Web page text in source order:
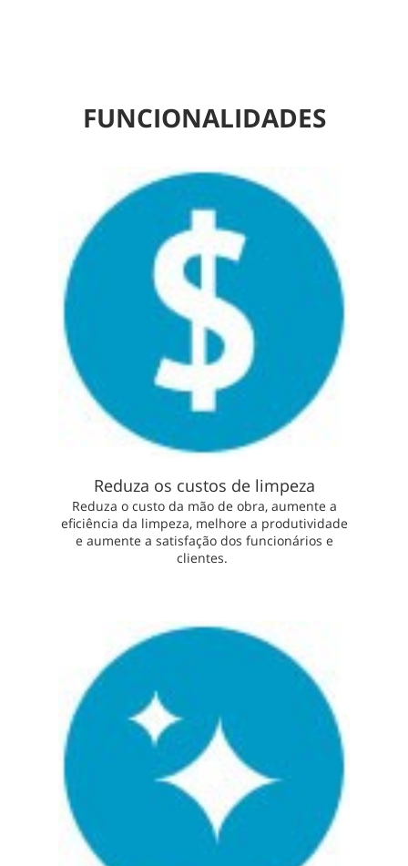
FUNCIONALIDADES
Reduza os custos de limpeza
Reduza o custo da mão de obra, aumente a
eficiência da limpeza, melhore a produtividade
e aumente a satisfação dos funcionários e
clientes.